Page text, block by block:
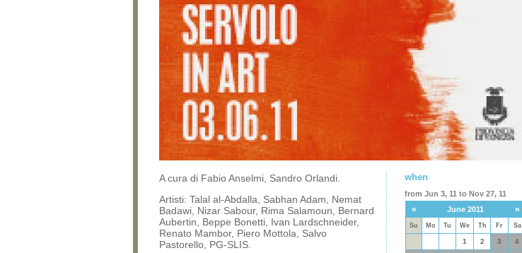
A cura di Fabio Anselmi, Sandro Orlandi.
Artisti: Talal al-Abdalla, Sabhan Adam, Nemat
Badawi, Nizar Sabour, Rima Salamoun, Bernard
Aubertin, Beppe Bonetti, Ivan Lardschneider,
Renato Mambor, Piero Mottola, Salvo
Pastorello, PG-SLIS.
when
from Jun 3, 11 to Nov 27, 11
« June 2011 »
Su Mo Tu We Th Fr Sa
1 2 3 4